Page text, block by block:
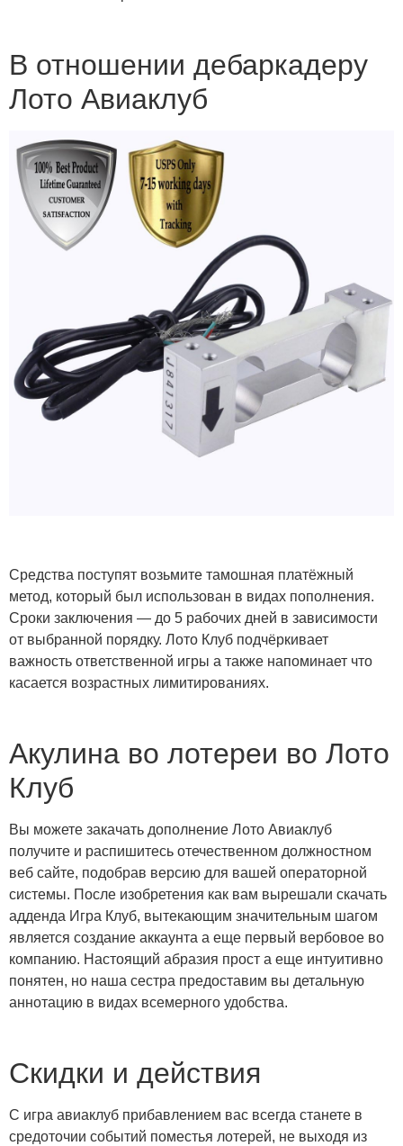
В отношении дебаркадеру
Лото Авиаклуб
Средства поступят возьмите тамошная платёжный
метод, который был использован в видах пополнения.
Сроки заключения — до 5 рабочих дней в зависимости
от выбранной порядку. Лото Клуб подчёркивает
важность ответственной игры а также напоминает что
касается возрастных лимитированиях.
Акулина во лотереи во Лото
Клуб
Вы можете закачать дополнение Лото Авиаклуб
получите и распишитесь отечественном должностном
веб сайте, подобрав версию для вашей операторной
системы. После изобретения как вам вырешали скачать
адденда Игра Клуб, вытекающим значительным шагом
является создание аккаунта а еще первый вербовое во
компанию. Настоящий абразия прост а еще интуитивно
понятен, но наша сестра предоставим вы детальную
аннотацию в видах всемерного удобства.
Скидки и действия
С игра авиаклуб прибавлением вас всегда станете в
средоточии событий поместья лотерей, не выходя из